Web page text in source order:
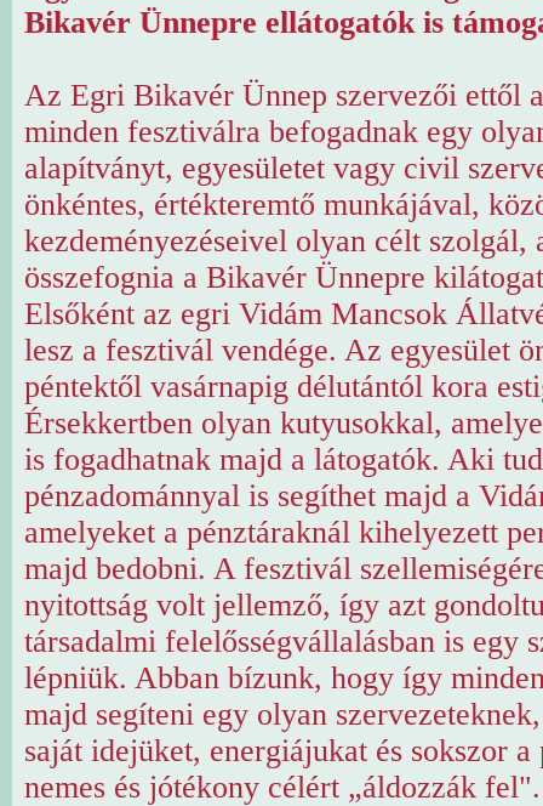
Bikavér Ünnepre ellátogatók is
Az Egri Bikavér Ünnep szervezői ettől
minden fesztiválra befogadnak egy
alapítványt, egyesületet vagy civil
önkéntes, értékteremtő munkájával,
kezdeményezéseivel olyan célt szolgál,
összefognia a Bikavér Ünnepre
Elsőként az egri Vidám Mancsok
lesz a fesztivál vendége. Az egyesület
péntektől vasárnapig délutántól kora
Érsekkertben olyan kutyusokkal,
is fogadhatnak majd a látogatók. Aki
pénzadománnyal is segíthet majd a
amelyeket a pénztáraknál kihelyezett
majd bedobni. A fesztivál
nyitottság volt jellemző, így azt
társadalmi felelősségvállalásban is egy
lépniük. Abban bízunk, hogy így
majd segíteni egy olyan
saját idejüket, energiájukat és sokszor a
nemes és jótékony célért „áldozzák